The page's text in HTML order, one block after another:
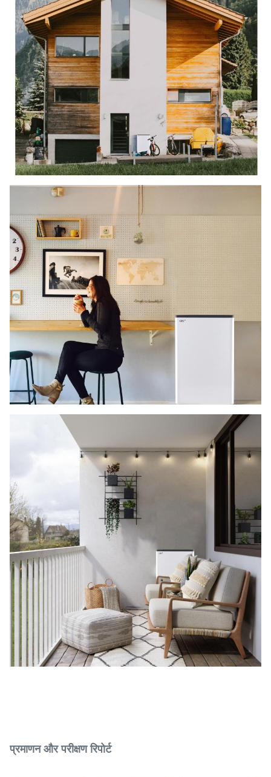
प्रमाणन और परीक्षण रिपोर्ट